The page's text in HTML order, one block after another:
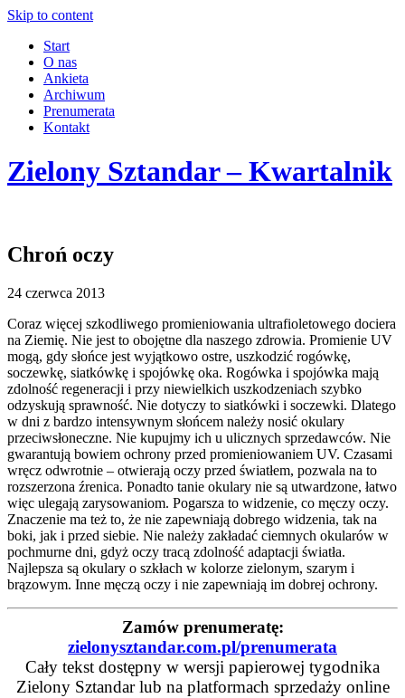
Skip to content
Start
O nas
Ankieta
Archiwum
Prenumerata
Kontakt
Zielony Sztandar – Kwartalnik
Chroń oczy
24 czerwca 2013
Coraz więcej szkodliwego promieniowania ultrafioletowego dociera
na Ziemię. Nie jest to obojętne dla naszego zdrowia. Promienie UV
mogą, gdy słońce jest wyjątkowo ostre, uszkodzić rogówkę,
soczewkę, siatkówkę i spojówkę oka. Rogówka i spojówka mają
zdolność regeneracji i przy niewielkich uszkodzeniach szybko
odzyskują sprawność. Nie dotyczy to siatkówki i soczewki. Dlatego
w dni z bardzo intensywnym słońcem należy nosić okulary
przeciwsłoneczne. Nie kupujmy ich u ulicznych sprzedawców. Nie
gwarantują bowiem ochrony przed promieniowaniem UV. Czasami
wręcz odwrotnie – otwierają oczy przed światłem, pozwala na to
rozszerzona źrenica. Ponadto tanie okulary nie są utwardzone, łatwo
więc ulegają zarysowaniom. Pogarsza to widzenie, co męczy oczy.
Znaczenie ma też to, że nie zapewniają dobrego widzenia, tak na
boki, jak i przed siebie. Nie należy zakładać ciemnych okularów w
pochmurne dni, gdyż oczy tracą zdolność adaptacji światła.
Najlepsza są okulary o szkłach w kolorze zielonym, szarym i
brązowym. Inne męczą oczy i nie zapewniają im dobrej ochrony.
Zamów prenumeratę:
zielonysztandar.com.pl/prenumerata
Cały tekst dostępny w wersji papierowej tygodnika
Zielony Sztandar lub na platformach sprzedaży online